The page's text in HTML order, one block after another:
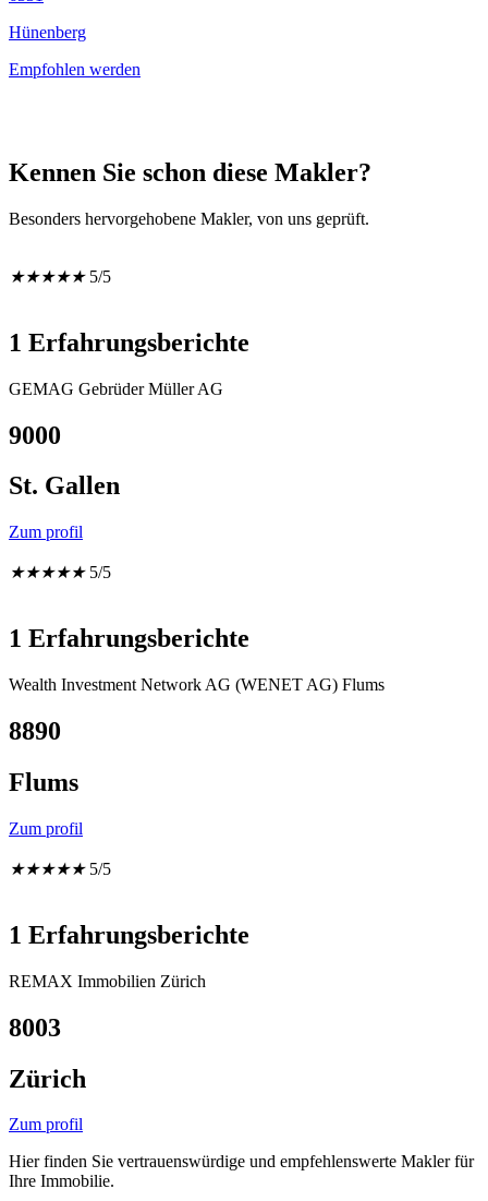
Hünenberg
Empfohlen werden
Kennen Sie schon diese Makler?
Besonders hervorgehobene Makler, von uns geprüft.
★★★★★ 5/5
1 Erfahrungsberichte
GEMAG Gebrüder Müller AG
9000
St. Gallen
Zum profil
★★★★★ 5/5
1 Erfahrungsberichte
Wealth Investment Network AG (WENET AG) Flums
8890
Flums
Zum profil
★★★★★ 5/5
1 Erfahrungsberichte
REMAX Immobilien Zürich
8003
Zürich
Zum profil
Hier finden Sie vertrauenswürdige und empfehlenswerte Makler für
Ihre Immobilie.